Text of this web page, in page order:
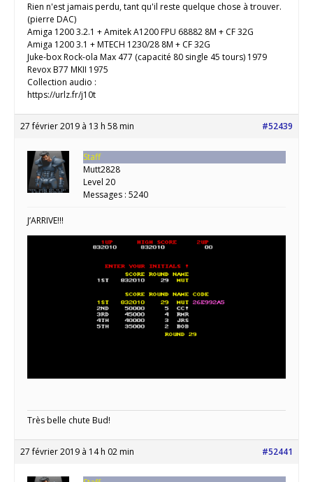
Rien n'est jamais perdu, tant qu'il reste quelque chose à trouver.
(pierre DAC)
Amiga 1200 3.2.1 + Amitek A1200 FPU 68882 8M + CF 32G
Amiga 1200 3.1 + MTECH 1230/28 8M + CF 32G
Juke-box Rock-ola Max 477 (capacité 80 single 45 tours) 1979
Revox B77 MKII 1975
Collection audio :
https://urlz.fr/j10t
27 février 2019 à 13 h 58 min #52439
Staff
Mutt2828
Level 20
Messages : 5240
J’ARRIVE!!!
Très belle chute Bud!
27 février 2019 à 14 h 02 min #52441